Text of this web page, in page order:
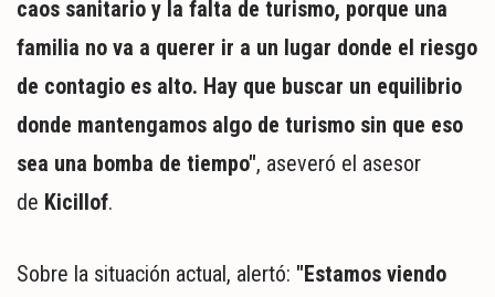
caos sanitario y la falta de turismo, porque una
familia no va a querer ir a un lugar donde el riesgo
de contagio es alto. Hay que buscar un equilibrio
donde mantengamos algo de turismo sin que eso
sea una bomba de tiempo", aseveró el asesor
de Kicillof.
Sobre la situación actual, alertó: "Estamos viendo